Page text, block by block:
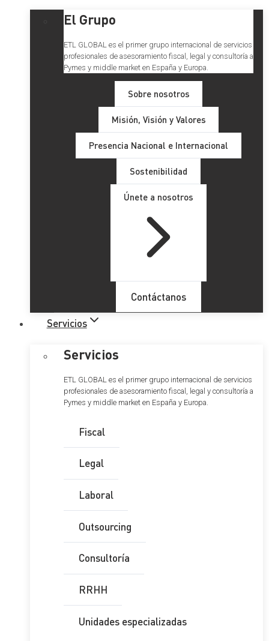
El Grupo
ETL GLOBAL es el primer grupo internacional de servicios
profesionales de asesoramiento fiscal, legal y consultoría a
Pymes y middle market en España y Europa.
Sobre nosotros
Misión, Visión y Valores
Presencia Nacional e Internacional
Sostenibilidad
Únete a nosotros
Contáctanos
Servicios
Servicios
ETL GLOBAL es el primer grupo internacional de servicios
profesionales de asesoramiento fiscal, legal y consultoría a
Pymes y middle market en España y Europa.
Fiscal
Legal
Laboral
Outsourcing
Consultoría
RRHH
Unidades especializadas